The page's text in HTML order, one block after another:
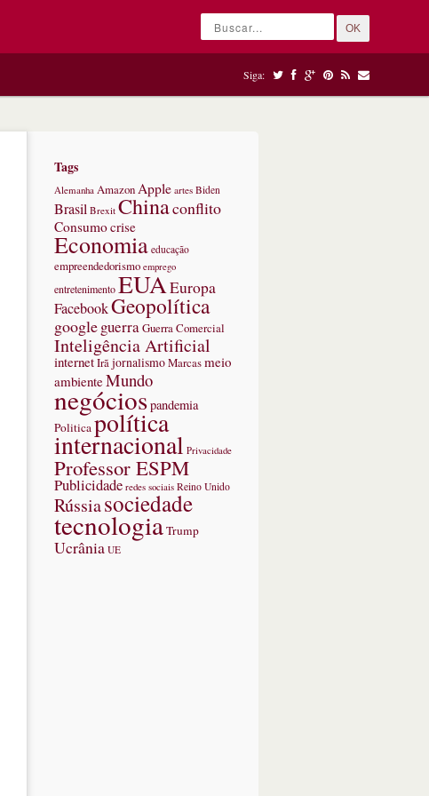
OK
Siga:
Tags
Alemanha Amazon Apple artes Biden
Brasil Brexit Chinaconflito
Consumocrise
Economia educação
empreendedorismo emprego
entretenimentoEUAEuropa
FacebookGeopolítica
googleguerraGuerra Comercial
Inteligência Artificial
internetIrãjornalismoMarcasmeio
ambienteMundo
negóciospandemia
Politicapolítica
internacional Privacidade
Professor ESPM
Publicidade redes sociais Reino Unido
Rússiasociedade
tecnologiaTrump
Ucrânia UE